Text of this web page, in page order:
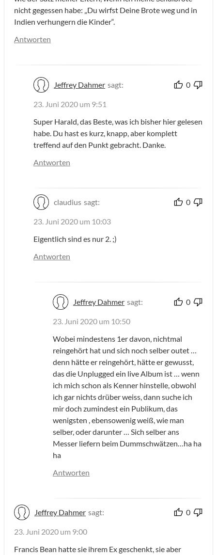
nicht gegessen habe: „Du wirfst Deine Brote weg und in
Indien verhungern die Kinder“.
Antworten
Jeffrey Dahmer sagt: 0
23. Juni 2020 um 9:51
Super Harald, das Beste, was ich bisher hier gelesen
habe. Du hast es kurz, knapp, aber komplett
treffend auf den Punkt gebracht. Danke.
Antworten
claudius sagt: 0
23. Juni 2020 um 10:03
Eigentlich sind es nur 2. ;)
Antworten
Jeffrey Dahmer sagt: 0
23. Juni 2020 um 10:50
Wobei mindestens 1er davon, nichtmal
reingehört hat und sich noch selber outet …
denn hätte er reingehört, hätte er gewusst,
das die Unplugged ein live Album ist … wenn
ich mich schon als Kenner hinstelle, obwohl
ich gar nichts drüber weiss, dann suche ich
mir doch zumindest ein Publikum, das
wenigsten , ebensowenig weiß, wie man
selber, oder darunter … Sich selber ans
Messer liefern beim Dummschwätzen…ha ha
ha
Antworten
Jeffrey Dahmer sagt: 0
23. Juni 2020 um 9:00
Francis Bean hatte sie ihrem Ex geschenkt, sie aber